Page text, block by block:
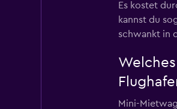
Es kostet
kannst du
schwankt in
Mini-